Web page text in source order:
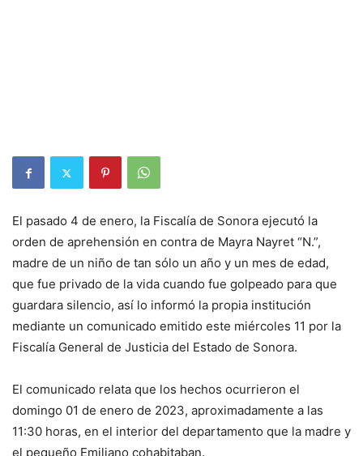
El pasado 4 de enero, la Fiscalía de Sonora ejecutó la
orden de aprehensión en contra de Mayra Nayret “N.”,
madre de un niño de tan sólo un año y un mes de edad,
que fue privado de la vida cuando fue golpeado para que
guardara silencio, así lo informó la propia institución
mediante un comunicado emitido este miércoles 11 por la
Fiscalía General de Justicia del Estado de Sonora.
El comunicado relata que los hechos ocurrieron el
domingo 01 de enero de 2023, aproximadamente a las
11:30 horas, en el interior del departamento que la madre y
el pequeño Emiliano cohabitaban.